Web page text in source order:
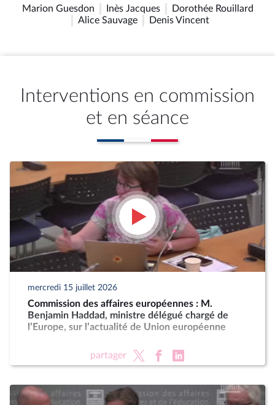
Marion Guesdon Inès Jacques
Dorothée Rouillard
Alice Sauvage
Denis Vincent
Interventions en commission
et en séance
mercredi 15 juillet 2026
Commission des affaires européennes : M.
Benjamin Haddad, ministre délégué chargé de
l’Europe, sur l’actualité de Union européenne
partager